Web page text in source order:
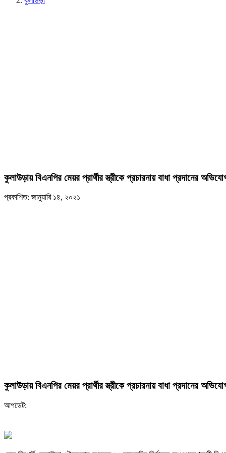
কুলাউড়ায় বিএনপির মেয়র প্রার্থীর স্ত্রীকে প্রচারনায় বাধা প্রদানের
প্রকাশিত: জানুয়ারি ১৪, ২০২১
কুলাউড়ায় বিএনপির মেয়র প্রার্থীর স্ত্রীকে প্রচারনায় বাধা প্রদানের
আপডেট: